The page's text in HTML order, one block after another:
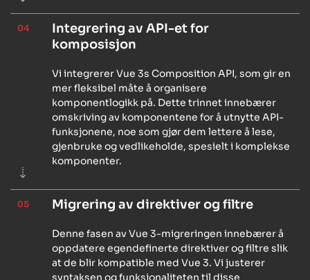
04
Integrering av API-et for
komposisjon
Vi integrerer Vue 3s Composition API, som gir en
mer fleksibel måte å organisere
komponentlogikk på. Dette trinnet innebærer
omskriving av komponentene for å utnytte API-
funksjonene, noe som gjør dem lettere å lese,
gjenbruke og vedlikeholde, spesielt i komplekse
komponenter.
05 Migrering av direktiver og filtre
Denne fasen av Vue 3-migreringen innebærer å
oppdatere egendefinerte direktiver og filtre slik
at de blir kompatible med Vue 3. Vi justerer
syntaksen og funksjonaliteten til disse